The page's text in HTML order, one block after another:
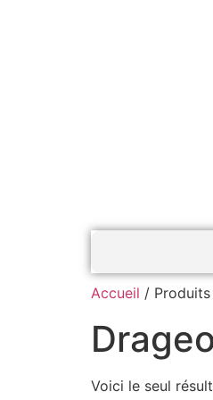
Accueil / Produits
Voici le seul